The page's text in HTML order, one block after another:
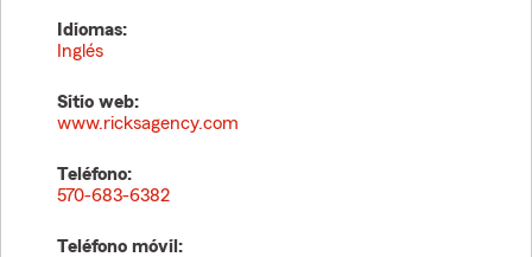
Idiomas:
Inglés
Sitio web:
www.ricksagency.com
Teléfono:
570-683-6382
Teléfono móvil: